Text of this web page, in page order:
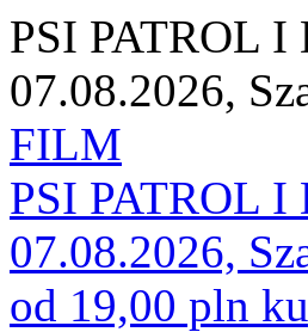
PSI PATROL
07.08.2026,
FILM
PSI PATROL
07.08.2026,
od 19,00 pln